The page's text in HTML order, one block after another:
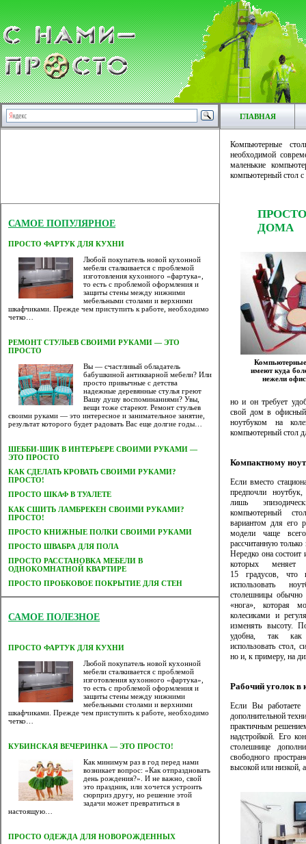
ГЛАВНАЯ
САМОЕ ПОПУЛЯРНОЕ
ПРОСТО ФАРТУК ДЛЯ КУХНИ
Любой покупатель новой кухонной
мебели сталкивается с проблемой
изготовления кухонного «фартука»,
то есть с проблемой оформления и
защиты стены между нижними
мебельными столами и верхними
шкафчиками. Прежде чем приступить к работе, необходимо
четко…
РЕМОНТ СТУЛЬЕВ СВОИМИ РУКАМИ — ЭТО
ПРОСТО
Вы — счастливый обладатель
бабушкиной антикварной мебели? Или
просто привычные с детства
надежные деревянные стулья греют
Вашу душу воспоминаниями? Увы,
вещи тоже стареют. Ремонт стульев
своими руками — это интересное и занимательное занятие,
результат которого будет радовать Вас еще долгие годы…
ШЕББИ-ШИК В ИНТЕРЬЕРЕ СВОИМИ РУКАМИ —
ЭТО ПРОСТО
КАК СДЕЛАТЬ КРОВАТЬ СВОИМИ РУКАМИ?
ПРОСТО!
ПРОСТО ШКАФ В ТУАЛЕТЕ
КАК СШИТЬ ЛАМБРЕКЕН СВОИМИ РУКАМИ?
ПРОСТО!
ПРОСТО КНИЖНЫЕ ПОЛКИ СВОИМИ РУКАМИ
ПРОСТО ШВАБРА ДЛЯ ПОЛА
ПРОСТО РАССТАНОВКА МЕБЕЛИ В
ОДНОКОМНАТНОЙ КВАРТИРЕ
ПРОСТО ПРОБКОВОЕ ПОКРЫТИЕ ДЛЯ СТЕН
САМОЕ ПОЛЕЗНОЕ
ПРОСТО ФАРТУК ДЛЯ КУХНИ
Любой покупатель новой кухонной
мебели сталкивается с проблемой
изготовления кухонного «фартука»,
то есть с проблемой оформления и
защиты стены между нижними
мебельными столами и верхними
шкафчиками. Прежде чем приступить к работе, необходимо
четко…
КУБИНСКАЯ ВЕЧЕРИНКА — ЭТО ПРОСТО!
Как минимум раз в год перед нами
возникает вопрос: «Как отпраздновать
день рождения?». И не важно, свой
это праздник, или хочется устроить
сюрприз другу, но решение этой
задачи может превратиться в
настоящую…
ПРОСТО ОДЕЖДА ДЛЯ НОВОРОЖДЕННЫХ
Компьютерные
необходимой
маленькие
компьютерный стол с
ДОМА
имеют куда
нежели
но и он требует
свой дом в
ноутбуком на
компьютерный стол
Компактному
Если вместо
предпочли
лишь
компьютерный
вариантом для его
модели чаще
рассчитанную только
Нередко она состоит
которых
15 градусов, что
использовать
столешницы обычно
«нога», которая
колесиками и
изменять высоту.
удобна, так как
использовать стол,
но и, к примеру, на
Рабочий уголок в
Если Вы работаете
дополнительной
практичным
надстройкой. Его
столешнице
свободного
высокой или низкой,